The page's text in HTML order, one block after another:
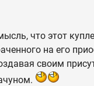
что этот
на его
своим